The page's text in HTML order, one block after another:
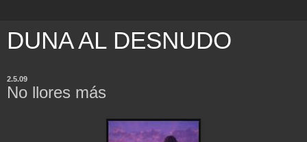
DUNA AL DESNUDO
2.5.09
No llores más